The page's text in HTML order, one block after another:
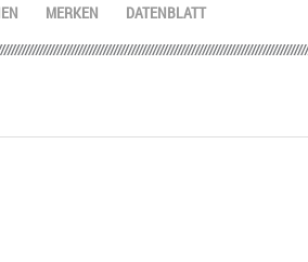
DATENBLATT
MERKEN